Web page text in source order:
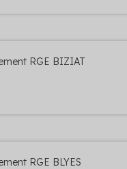
RGE BIZIAT
RGE BLYES